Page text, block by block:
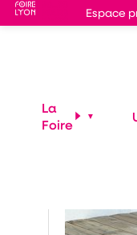
Espace
La
Foire